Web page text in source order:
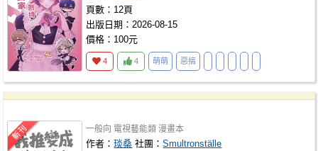
頁數：12頁
出版日期：2026-08-15
價格：100元
4 4 萌萌 惡搞
一般向 電視藝能類 漫畫本
作者：琰桑 社團：Smultronställe